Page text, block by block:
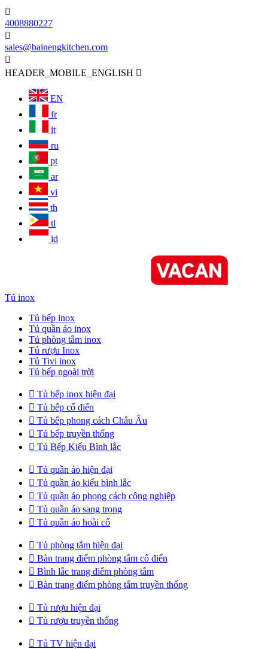

4008880227

sales@bainengkitchen.com

HEADER_MOBILE_ENGLISH 
EN
fr
it
ru
pt
ar
vi
th
tl
id
Tủ inox
Tủ bếp inox
Tủ quần áo inox
Tủ phòng tắm inox
Tủ rượu Inox
Tủ Tivi inox
Tủ bếp ngoài trời
 Tủ bếp inox hiện đại
 Tủ bếp cổ điển
 Tủ bếp phong cách Châu Âu
 Tủ bếp truyền thống
 Tủ Bếp Kiểu Bình lắc
 Tủ quần áo hiện đại
 Tủ quần áo kiểu bình lắc
 Tủ quần áo phong cách công nghiệp
 Tủ quần áo sang trọng
 Tủ quần áo hoài cổ
 Tủ phòng tắm hiện đại
 Bàn trang điểm phòng tắm cổ điển
 Bình lắc trang điểm phòng tắm
 Bàn trang điểm phòng tắm truyền thống
 Tủ rượu hiện đại
 Tủ rượu truyền thống
 Tủ TV hiện đại